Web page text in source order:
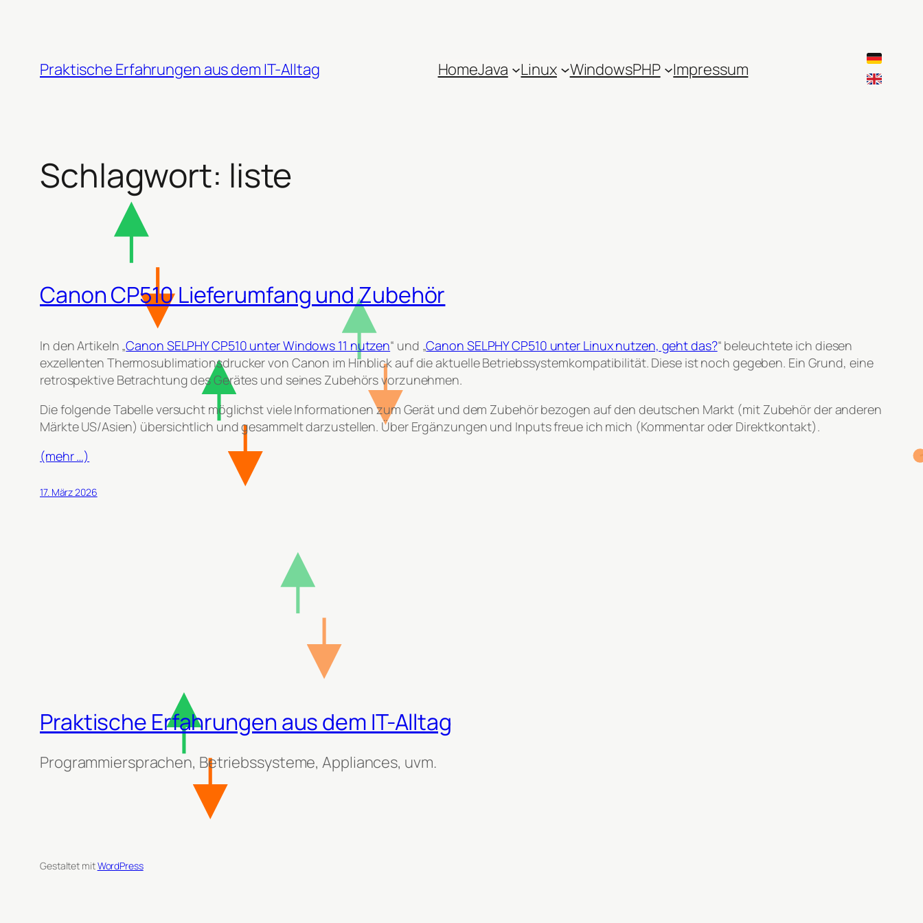
Praktische Erfahrungen aus dem IT-Alltag HomeJava Linux WindowsPHP Impressum
Schlagwort: liste
Canon CP510 Lieferumfang und Zubehör
In den Artikeln „Canon SELPHY CP510 unter Windows 11 nutzen“ und „Canon SELPHY CP510 unter Linux nutzen, geht das?“ beleuchtete ich diesen
exzellenten Thermosublimationsdrucker von Canon im Hinblick auf die aktuelle Betriebssystemkompatibilität. Diese ist noch gegeben. Ein Grund, eine
retrospektive Betrachtung des Gerätes und seines Zubehörs vorzunehmen.
Die folgende Tabelle versucht möglichst viele Informationen zum Gerät und dem Zubehör bezogen auf den deutschen Markt (mit Zubehör der anderen
Märkte US/Asien) übersichtlich und gesammelt darzustellen. Über Ergänzungen und Inputs freue ich mich (Kommentar oder Direktkontakt).
(mehr …)
17. März 2026
Praktische Erfahrungen aus dem IT-Alltag
Programmiersprachen, Betriebssysteme, Appliances, uvm.
Gestaltet mitWordPress